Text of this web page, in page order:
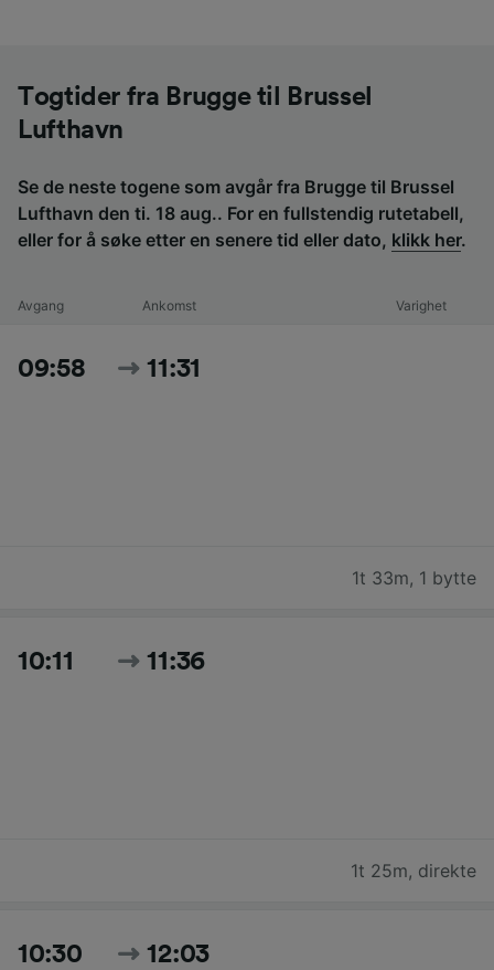
Togtider fra Brugge til Brussel
Lufthavn
Se de neste togene som avgår fra Brugge til Brussel
Lufthavn den ti. 18 aug.. For en fullstendig rutetabell,
eller for å søke etter en senere tid eller dato, klikk her.
Avgang Ankomst Varighet
09:58 11:31
1t 33m, 1 bytte
10:11 11:36
1t 25m, direkte
10:30 12:03